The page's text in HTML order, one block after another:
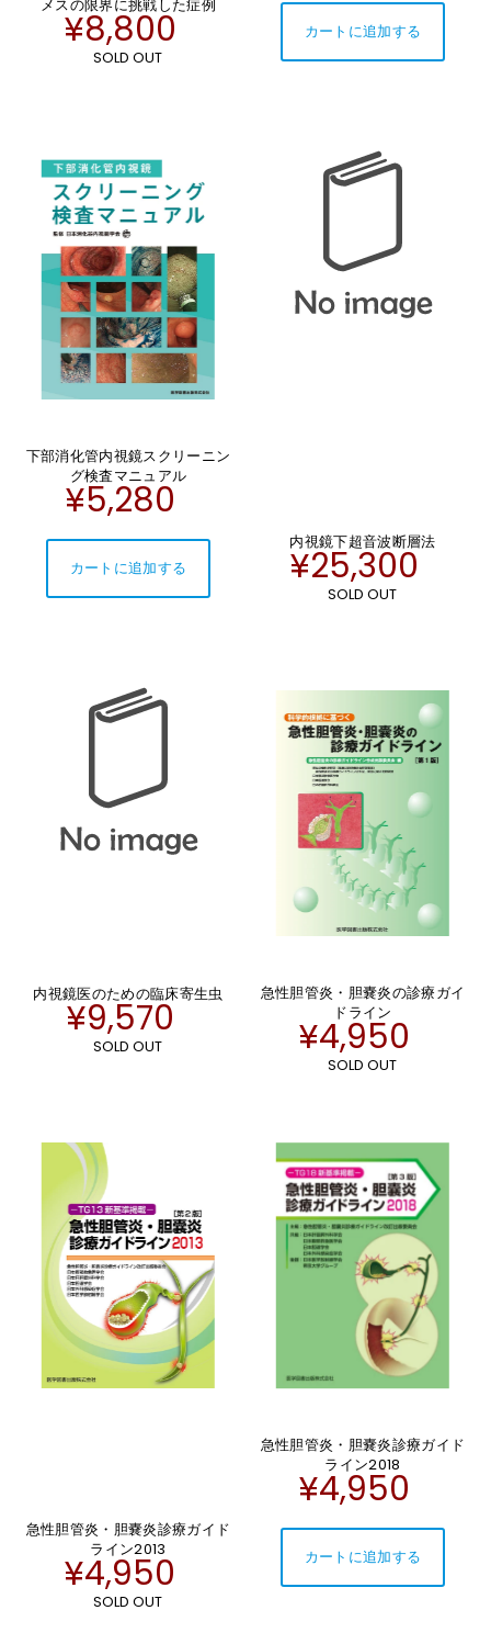
メスの限界に挑戦した症例
¥8,800
SOLD OUT
下部消化管内視鏡スクリーニン
グ検査マニュアル
¥5,280
内視鏡下超音波断層法
¥25,300
SOLD OUT
内視鏡医のための臨床寄生虫
¥9,570
SOLD OUT
急性胆管炎・胆嚢炎の診療ガイ
ドライン
¥4,950
SOLD OUT
急性胆管炎・胆嚢炎診療ガイド
ライン2013
¥4,950
SOLD OUT
急性胆管炎・胆嚢炎診療ガイド
ライン2018
¥4,950